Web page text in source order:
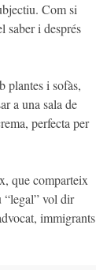
Com si
saber i després
plantes i sofàs,
a una sala de
perfecta per
que comparteix
“legal” vol dir
immigrants